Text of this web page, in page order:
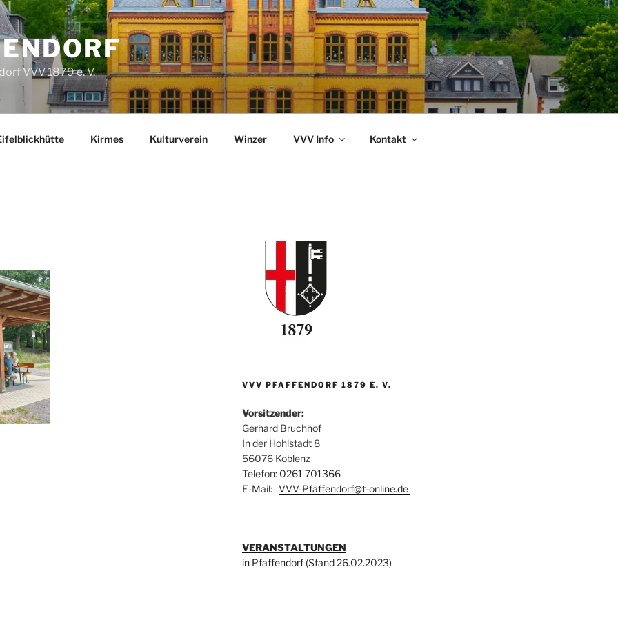
VVV 1879 e. V.
Kirmes Kulturverein Winzer VVV Info Kontakt
VVV PFAFFENDORF 1879 E. V.
Vorsitzender:
Gerhard Bruchhof
In der Hohlstadt 8
56076 Koblenz
Telefon: 0261 701366
E-Mail: VVV-Pfaffendorf@t-online.de
VERANSTALTUNGEN
in Pfaffendorf (Stand 26.02.2023)